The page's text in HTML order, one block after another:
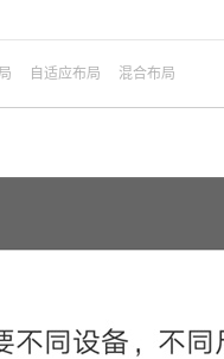
自适应布局 混合布局